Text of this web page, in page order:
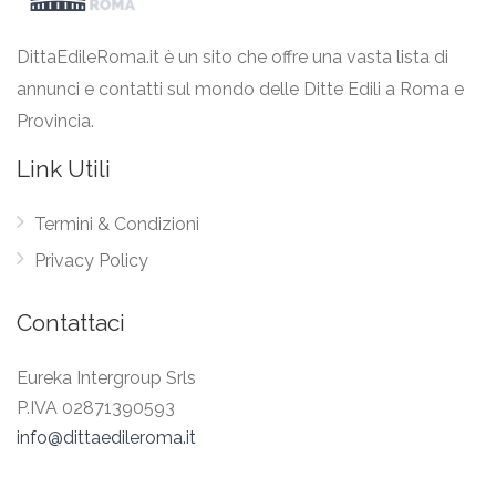
DittaEdileRoma.it è un sito che offre una vasta lista di
annunci e contatti sul mondo delle Ditte Edili a Roma e
Provincia.
Link Utili
Termini & Condizioni
Privacy Policy
Contattaci
Eureka Intergroup Srls
P.IVA 02871390593
info@dittaedileroma.it